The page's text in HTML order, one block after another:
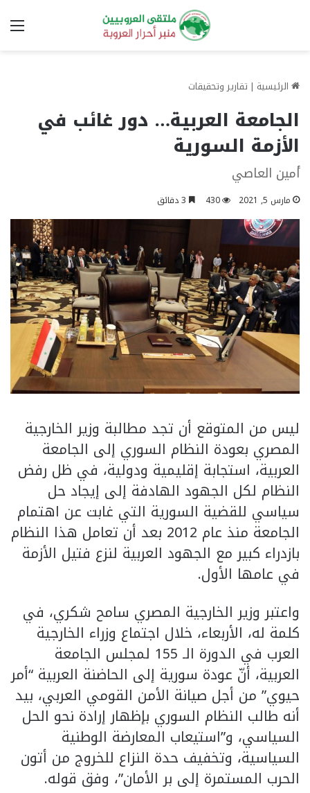
الرئيسية | تقارير وتحقيقات
الجامعة العربية… دور غائب في
الأزمة السورية
أمين العاصي
مارس 5, 2021 430
ليس من المتوقع أن تجد مطالبة وزير الخارجية
المصري بعودة النظام السوري إلى الجامعة
العربية، استجابة إقليمية ودولية، في ظل رفض
النظام لكل الجهود الهادفة إلى إيجاد حل
سياسي للقضية السورية التي غابت عن اهتمام
الجامعة منذ عام 2012 بعد أن تعامل هذا النظام
بازدراء كبير مع الجهود العربية لنزع فتيل الأزمة
في عامها الأول.
واعتبر وزير الخارجية المصري سامح شكري، في
كلمة له، الأربعاء، خلال اجتماع وزراء الخارجية
العرب في الدورة الـ 155 لمجلس الجامعة
العربية، أنّ عودة سورية إلى الحاضنة العربية “أمر
حيوي” من أجل صيانة الأمن القومي العربي، بيد
أنه طالب النظام السوري بإظهار إرادة نحو الحل
السياسي، و”استيعاب المعارضة الوطنية
السياسية، وتخفيف حدة النزاع للخروج من أتون
الحرب المستمرة إلى بر الأمان”، وفق قوله.